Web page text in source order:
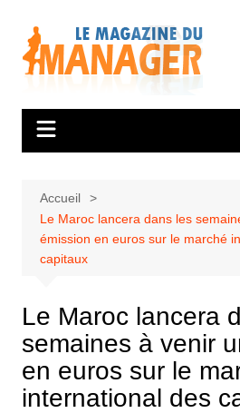
contenu
Accueil
Le Maroc lancera dans les
émission en euros sur le marché
capitaux
Le Maroc lancera
semaines à venir
en euros sur le
international des